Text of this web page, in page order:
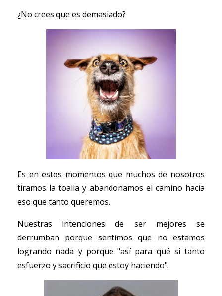
¿No crees que es demasiado?
Es en estos momentos que muchos de nosotros
tiramos la toalla y abandonamos el camino hacia
eso que tanto queremos.
Nuestras intenciones de ser mejores se
derrumban porque sentimos que no estamos
logrando nada y porque "así para qué si tanto
esfuerzo y sacrificio que estoy haciendo".